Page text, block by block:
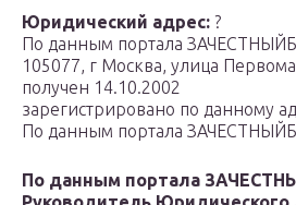
Юридический адрес: ?
По данным портала
105077, г Москва, улица
получен 14.10.2002
зарегистрировано по данному
По данным портала
По данным портала